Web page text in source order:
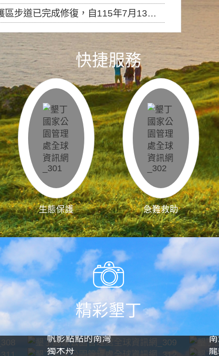
，自115年7月13日（星期一）起恢復開放入園，歡迎民眾依規定申請入園....
快捷服務
生態保護 急難救助
精彩墾丁
帆影點點的南灣
獨木舟